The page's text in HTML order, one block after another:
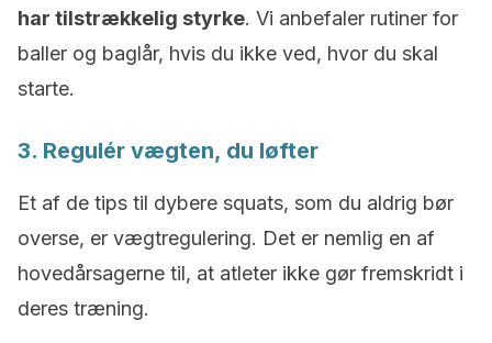
har tilstrækkelig styrke. Vi anbefaler rutiner for
baller og baglår, hvis du ikke ved, hvor du skal
starte.
3. Regulér vægten, du løfter
Et af de tips til dybere squats, som du aldrig bør
overse, er vægtregulering. Det er nemlig en af
hovedårsagerne til, at atleter ikke gør fremskridt i
deres træning.